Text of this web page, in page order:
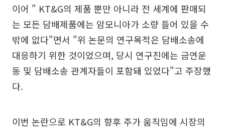
이어 " KT&G의 제품 뿐만 아니라 전 세계에 판매되
는 모든 담배제품에는 암모니아가 소량 들어 있을 수
밖에 없다"면서 "위 논문의 연구목적은 담배소송에
대응하기 위한 것이었으며, 당시 연구진에는 금연운
동 및 담배소송 관계자들이 포함돼 있었다"고 주장했
다.
이번 논란으로 KT&G의 향후 주가 움직임에 시장의